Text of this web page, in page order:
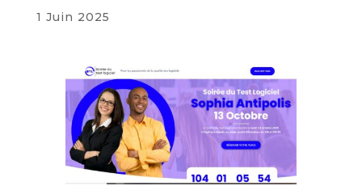
1 Juin 2025